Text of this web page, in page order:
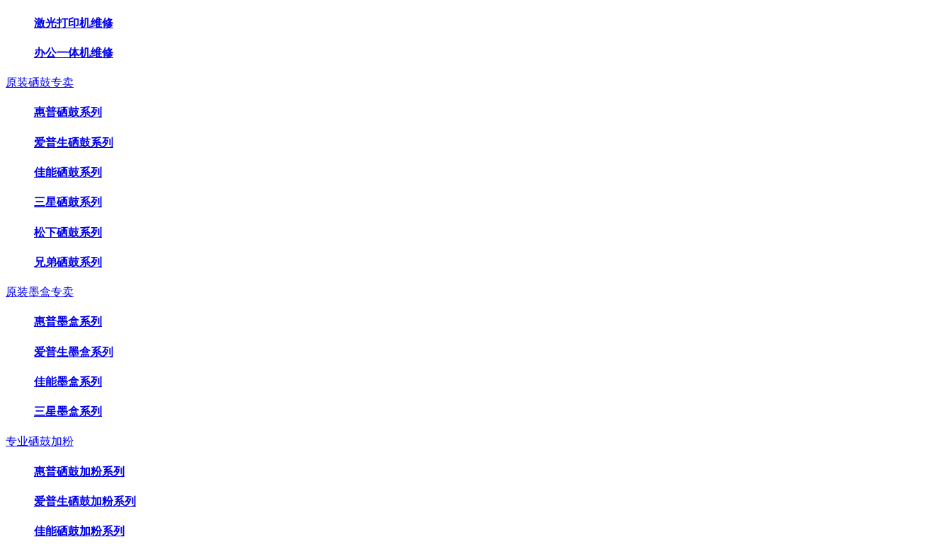
激光打印机维修
办公一体机维修
原装硒鼓专卖
惠普硒鼓系列
爱普生硒鼓系列
佳能硒鼓系列
三星硒鼓系列
松下硒鼓系列
兄弟硒鼓系列
原装墨盒专卖
惠普墨盒系列
爱普生墨盒系列
佳能墨盒系列
三星墨盒系列
专业硒鼓加粉
惠普硒鼓加粉系列
爱普生硒鼓加粉系列
佳能硒鼓加粉系列